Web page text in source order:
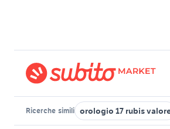
Ricerche simili orologio 17 rubis